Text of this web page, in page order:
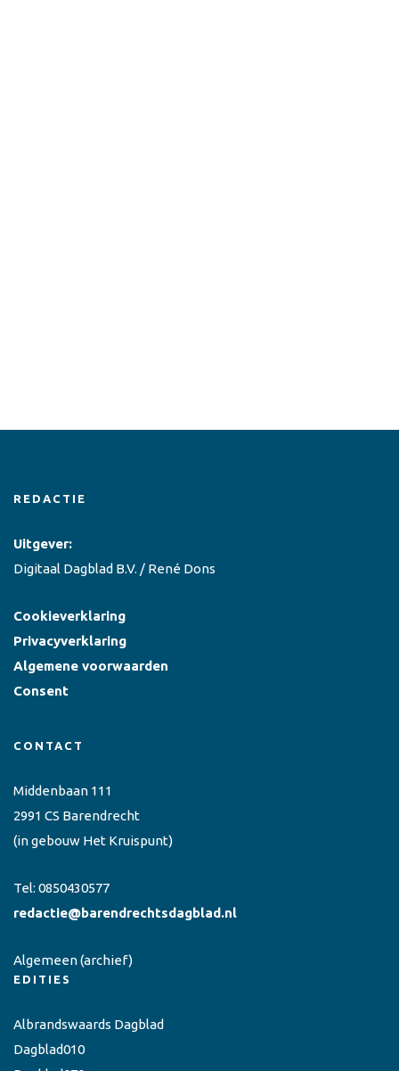
REDACTIE
Uitgever:
Digitaal Dagblad B.V. / René Dons
Cookieverklaring
Privacyverklaring
Algemene voorwaarden
Consent
CONTACT
Middenbaan 111
2991 CS Barendrecht
(in gebouw Het Kruispunt)
Tel: 0850430577
redactie@barendrechtsdagblad.nl
Algemeen(archief)
EDITIES
Albrandswaards Dagblad
Dagblad010